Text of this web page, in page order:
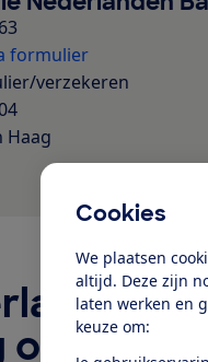
Cookies
We plaatsen
altijd. Deze zijn
laten werken en
keuze om:
formulier
verzekeren
Haag